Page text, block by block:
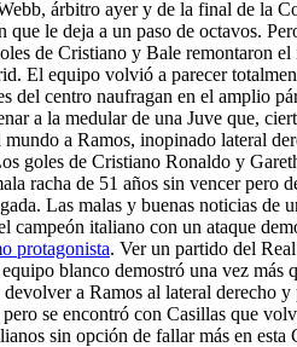
árbitro ayer y de la final de
le deja a un paso de octavos.
de Cristiano y Bale remontaron
El equipo volvió a parecer
centro naufragan en el amplio
a la medular de una Juve que,
a Ramos, inopinado lateral
goles de Cristiano Ronaldo y
racha de 51 años sin vencer
Las malas y buenas noticias
campeón italiano con un ataque
protagonista. Ver un partido del
blanco demostró una vez
a Ramos al lateral
se encontró con Casillas que
sin opción de fallar más en